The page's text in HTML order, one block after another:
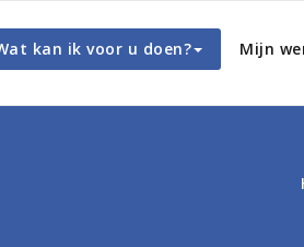
kan ik voor u doen? Mijn